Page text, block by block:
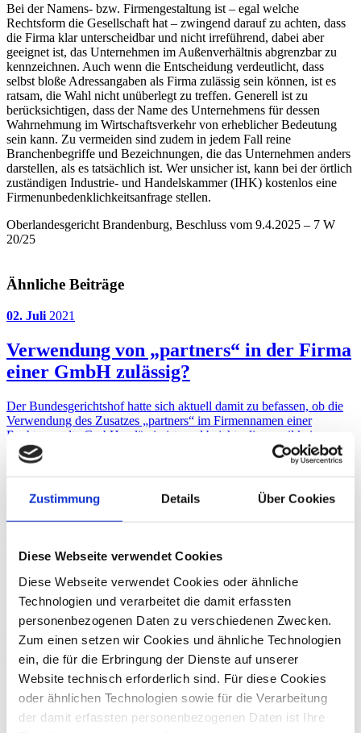
Zustimmung Details Über Cookies
Diese Webseite verwendet Cookies
Diese Webseite verwendet Cookies oder ähnliche
Technologien und verarbeitet die damit erfassten
personenbezogenen Daten zu verschiedenen Zwecken.
Zum einen setzen wir Cookies und ähnliche Technologien
ein, die für die Erbringung der Dienste auf unserer
Website technisch erforderlich sind. Für diese Cookies
oder ähnlichen Technologien sowie für die Verarbeitung
der damit erfassten personenbezogenen Daten ist Ihre
Bei der Namens- bzw. Firmengestaltung ist – egal welche
Rechtsform die Gesellschaft hat – zwingend darauf zu achten, dass
die Firma klar unterscheidbar und nicht irreführend, dabei aber
geeignet ist, das Unternehmen im Außenverhältnis abgrenzbar zu
kennzeichnen. Auch wenn die Entscheidung verdeutlicht, dass
selbst bloße Adressangaben als Firma zulässig sein können, ist es
ratsam, die Wahl nicht unüberlegt zu treffen. Generell ist zu
berücksichtigen, dass der Name des Unternehmens für dessen
Wahrnehmung im Wirtschaftsverkehr von erheblicher Bedeutung
sein kann. Zu vermeiden sind zudem in jedem Fall reine
Branchenbegriffe und Bezeichnungen, die das Unternehmen anders
darstellen, als es tatsächlich ist. Wer unsicher ist, kann bei der örtlich
zuständigen Industrie- und Handelskammer (IHK) kostenlos eine
Firmenunbedenklichkeitsanfrage stellen.
Oberlandesgericht Brandenburg, Beschluss vom 9.4.2025 – 7 W
20/25
Ähnliche Beiträge
02. Juli 2021
Verwendung von „partners“ in der Firma
einer GmbH zulässig?
Der Bundesgerichtshof hatte sich aktuell damit zu befassen, ob die
Verwendung des Zusatzes „partners“ im Firmennamen einer
Rechtsanwalts-GmbH zulässig ist, und bejahte dies, weil keine
Verwechslungsgefahr mit Rechtsformen des
Partnerschaftsgesellschaftsgesetzes (PartGG) bestehe.
Gesellschaftsrecht
06. November2020
Insolvenzverwalter darf die Firma einer
insolventen AG nicht einfach ändern
Der Insolvenzverwalter einer Gesellschaft hat umfangreiche
Verwertungsrechte - auch in Bezug auf deren Firmenwert. Seine
Verwaltungs- und Verfügungsbefugnis umfasst aber nicht das Recht,
die Firma der insolventen Gesellschaft zu ändern. Dies entschied der
Bundesgerichtshof im vergangenen Jahr in Bezug auf eine
Aktiengesellschaft (AG).
Insolvenzverwaltung
Zurück